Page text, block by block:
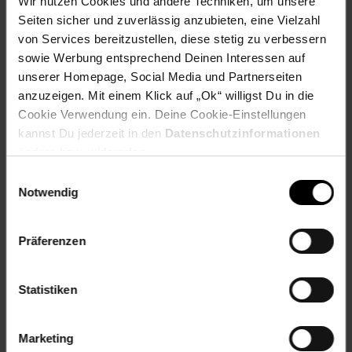
Seiten sicher und zuverlässig anzubieten, eine Vielzahl
von Services bereitzustellen, diese stetig zu verbessern
sowie Werbung entsprechend Deinen Interessen auf
unserer Homepage, Social Media und Partnerseiten
anzuzeigen. Mit einem Klick auf „Ok“ willigst Du in die
Cookie Verwendung ein. Deine Cookie-Einstellungen
kannst Du jederzeit in den Datenschutzinformationen
Notwendig
Präferenzen
Statistiken
Marketing
DasSUPERMAG® Stixx 20-teilig ist ein ideales Spielzeug
für kreative Kinder, die Spaß am Bauen und Experimentieren
haben. Mit seinem robusten Material, der einfachen
Handhabung und der Möglichkeit zur Erweiterung fördert es
die Entwicklung von Kreativität und Motorik auf
spielerische Art und Weise.
Alter ab 5 Jahre